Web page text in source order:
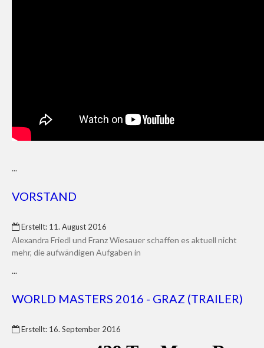
...
VORSTAND
Erstellt: 11. August 2016
Alexandra Friedl und Franz Wiesauer schaffen es aktuell nicht
mehr, die aufwändigen Aufgaben in
...
WORLD MASTERS 2016 - GRAZ (TRAILER)
Erstellt: 16. September 2016